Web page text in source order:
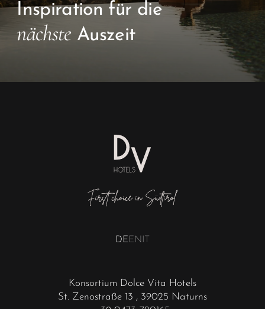
Inspiration für die
nächste Auszeit
Konsortium Dolce Vita Hotels
St. Zenostraße 13 , 39025 Naturns
DEEN